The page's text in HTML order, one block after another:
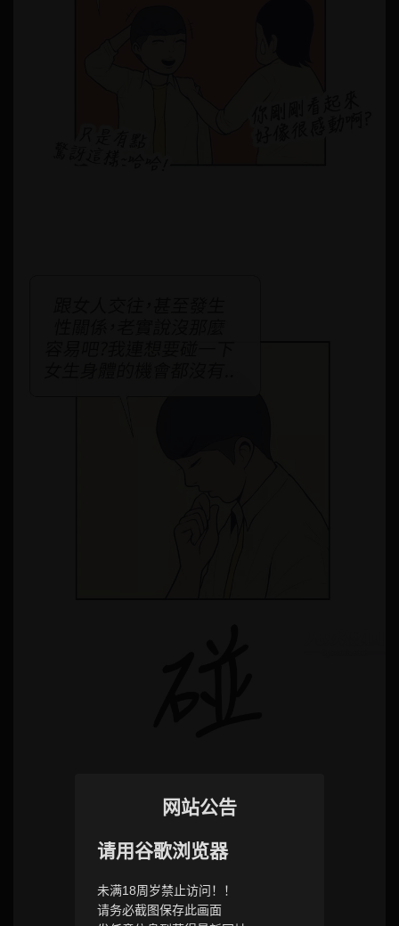
网站公告
请用谷歌浏览器
未满18周岁禁止访问！！
请务必截图保存此画面